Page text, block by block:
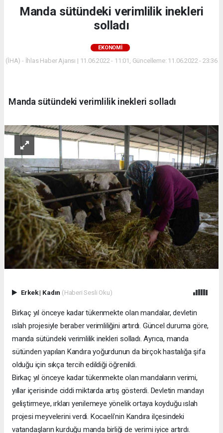
Manda sütündeki verimlilik inekleri
solladı
EKONOMİ
(İHA) - İhlas Haber Ajansı | 11.06.2022 - 11:01, Güncelleme: 11.06.2022 - 23:36
Manda sütündeki verimlilik inekleri solladı
Erkek| Kadın (Haberi Sesli Oku)
Birkaç yıl önceye kadar tükenmekte olan mandalar, devletin
ıslah projesiyle beraber verimliliğini artırdı. Güncel duruma göre,
manda sütündeki verimlilik inekleri solladı. Ayrıca, manda
sütünden yapılan Kandıra yoğurdunun da birçok hastalığa şifa
olduğu için sıkça tercih edildiği öğrenildi.
Birkaç yıl önceye kadar tükenmekte olan mandaların verimi,
yıllar içerisinde ciddi miktarda artış gösterdi. Devletin mandayı
geliştirmeye, ırkları yenilemeye yönelik ortaya koyduğu ıslah
projesi meyvelerini verdi. Kocaeli’nin Kandıra ilçesindeki
vatandaşların kurduğu manda birliği de verimi iyice artırdı.